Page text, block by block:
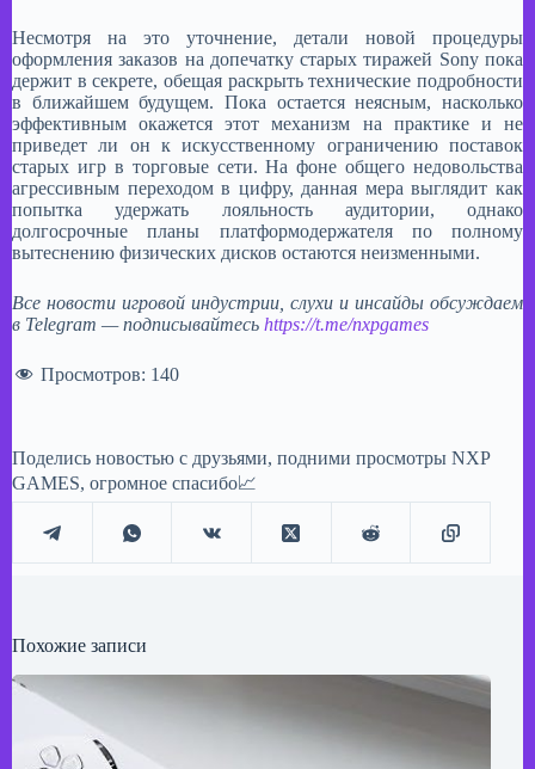
Несмотря на это уточнение, детали новой процедуры
оформления заказов на допечатку старых тиражей Sony пока
держит в секрете, обещая раскрыть технические подробности
в ближайшем будущем. Пока остается неясным, насколько
эффективным окажется этот механизм на практике и не
приведет ли он к искусственному ограничению поставок
старых игр в торговые сети. На фоне общего недовольства
агрессивным переходом в цифру, данная мера выглядит как
попытка удержать лояльность аудитории, однако
долгосрочные планы платформодержателя по полному
вытеснению физических дисков остаются неизменными.
​Все новости игровой индустрии, слухи и инсайды обсуждаем
в Telegram — подписывайтесь https://t.me/nxpgames
Просмотров: 140
Поделись новостью с друзьями, подними просмотры NXP
GAMES, огромное спасибо📈
Похожие записи